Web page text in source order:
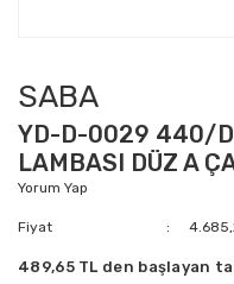
SABA
YD-D-0029 440/
LAMBASI DÜZ A
Yorum Yap
Fiyat
489,65 TL den başlayan